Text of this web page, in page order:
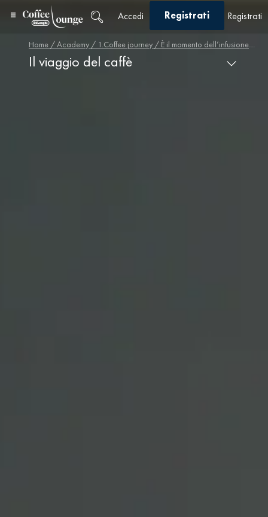
Accedi Registrati Registrati
Home /Academy / 1.Coffee journey / È il momento dell’infusione e del caffè
Il viaggio del caffè